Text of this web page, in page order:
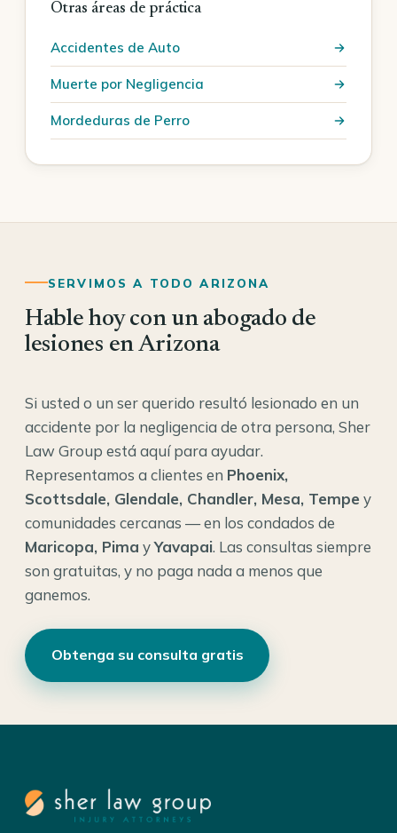
Otras áreas de práctica
Accidentes de Auto
Muerte por Negligencia
Mordeduras de Perro
SERVIMOS A TODO ARIZONA
Hable hoy con un abogado de
lesiones en Arizona
Si usted o un ser querido resultó lesionado en un
accidente por la negligencia de otra persona, Sher
Law Group está aquí para ayudar.
Representamos a clientes en Phoenix,
Scottsdale, Glendale, Chandler, Mesa, Tempe y
comunidades cercanas — en los condados de
Maricopa, Pima yYavapai. Las consultas siempre
son gratuitas, y no paga nada a menos que
ganemos.
Obtenga su consulta gratis